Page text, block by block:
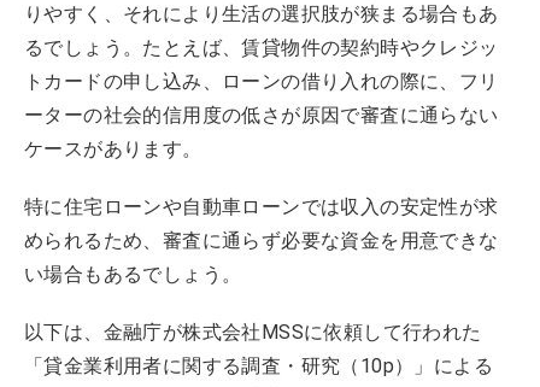
りやすく、それにより生活の選択肢が狭まる場合もあ
るでしょう。たとえば、賃貸物件の契約時やクレジッ
トカードの申し込み、ローンの借り入れの際に、フリ
ーターの社会的信用度の低さが原因で審査に通らない
ケースがあります。
特に住宅ローンや自動車ローンでは収入の安定性が求
められるため、審査に通らず必要な資金を用意できな
い場合もあるでしょう。
以下は、金融庁が株式会社MSSに依頼して行われた
「貸金業利用者に関する調査・研究（10p）」による